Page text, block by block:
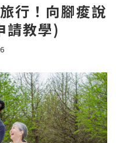
行！向腳痠說
請教學)